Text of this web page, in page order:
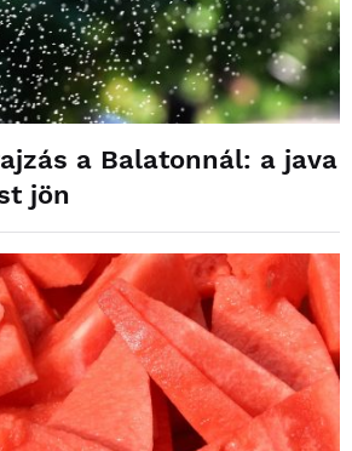
a Balatonnál: a java
jön